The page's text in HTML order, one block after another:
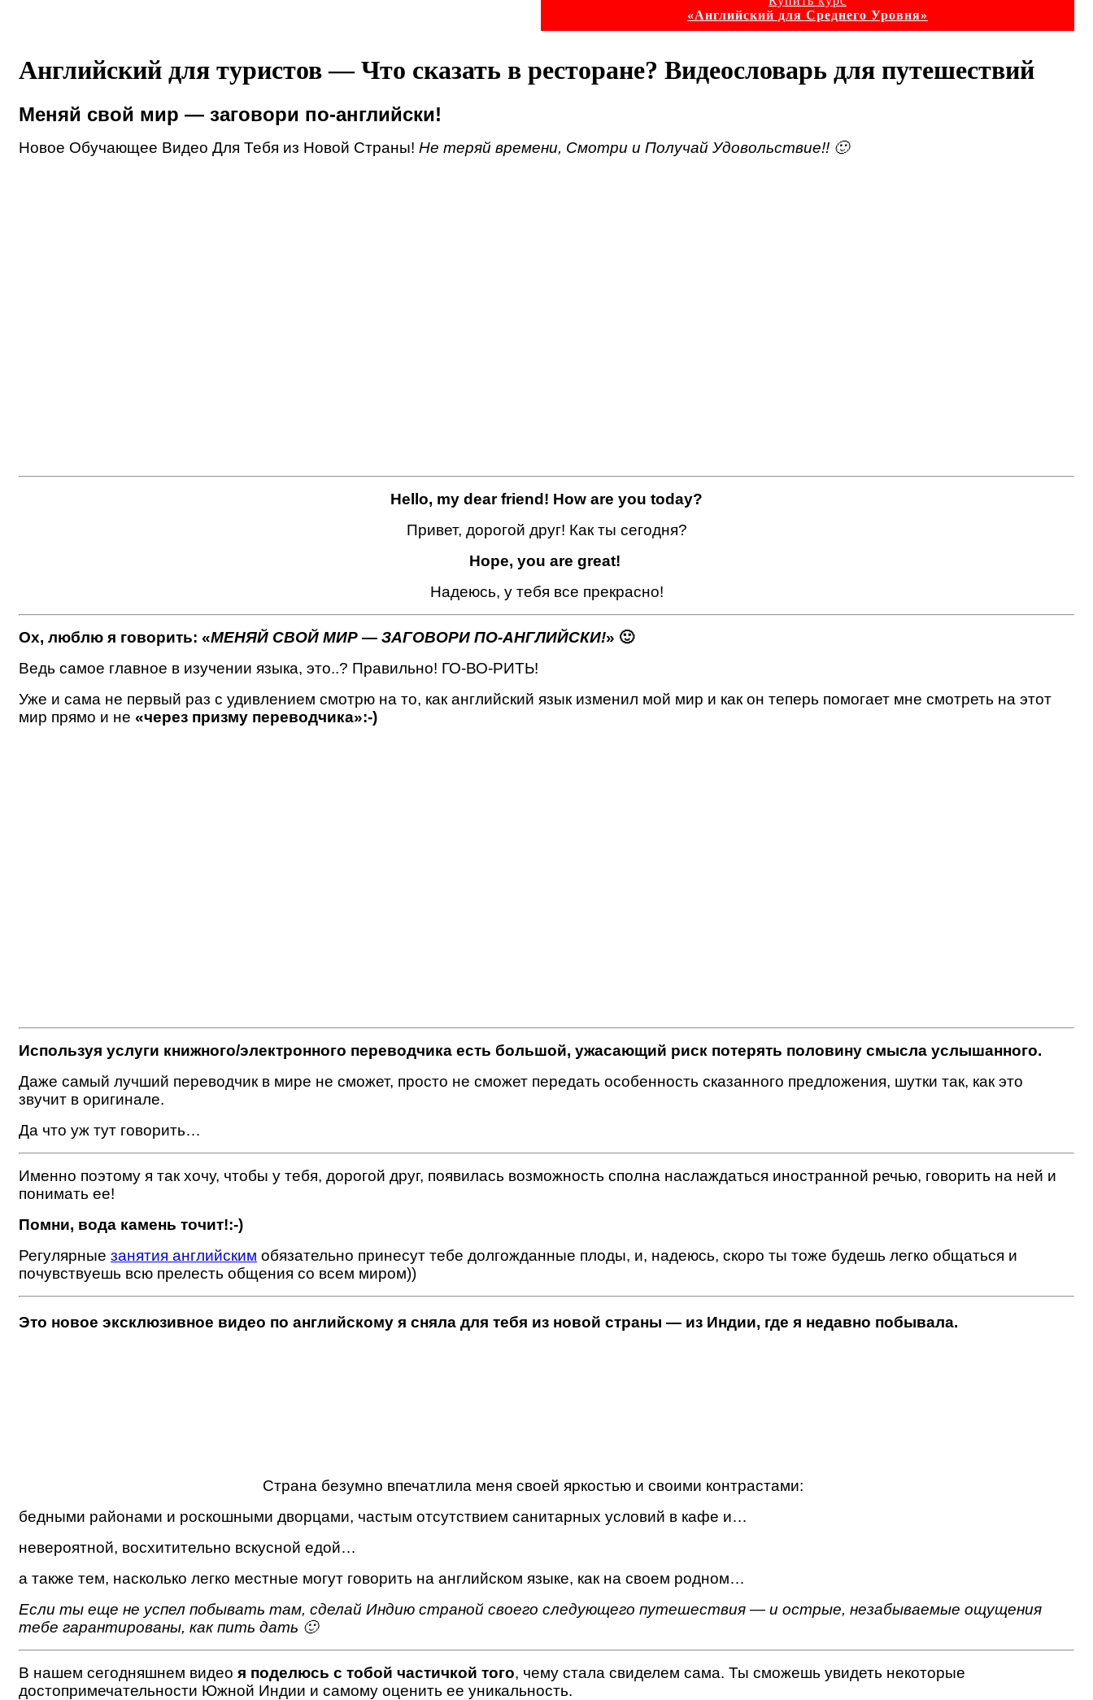
«Английский для Среднего Уровня»
Английский для туристов — Что сказать в ресторане? Видеословарь для путешествий
Меняй свой мир — заговори по-английски!
Новое Обучающее Видео Для Тебя из Новой Страны! Не теряй времени, Смотри и Получай Удовольствие!! 🙂
Hello, my dear friend! How are you today?
Привет, дорогой друг! Как ты сегодня?
Hope, you are great!
Надеюсь, у тебя все прекрасно!
Ох, люблю я говорить: «МЕНЯЙ СВОЙ МИР — ЗАГОВОРИ ПО-АНГЛИЙСКИ!» 🙂
Ведь самое главное в изучении языка, это..? Правильно! ГО-ВО-РИТЬ!
Уже и сама не первый раз с удивлением смотрю на то, как английский язык изменил мой мир и как он теперь помогает мне смотреть на этот
мир прямо и не «через призму переводчика»:-)
Используя услуги книжного/электронного переводчика есть большой, ужасающий риск потерять половину смысла услышанного.
Даже самый лучший переводчик в мире не сможет, просто не сможет передать особенность сказанного предложения, шутки так, как это
звучит в оригинале.
Да что уж тут говорить…
Именно поэтому я так хочу, чтобы у тебя, дорогой друг, появилась возможность сполна наслаждаться иностранной речью, говорить на ней и
понимать ее!
Помни, вода камень точит!:-)
Регулярные занятия английским обязательно принесут тебе долгожданные плоды, и, надеюсь, скоро ты тоже будешь легко общаться и
почувствуешь всю прелесть общения со всем миром))
Это новое эксклюзивное видео по английскому я сняла для тебя из новой страны — из Индии, где я недавно побывала.
Страна безумно впечатлила меня своей яркостью и своими контрастами:
бедными районами и роскошными дворцами, частым отсутствием санитарных условий в кафе и…
невероятной, восхитительно вскусной едой…
а также тем, насколько легко местные могут говорить на английском языке, как на своем родном…
Если ты еще не успел побывать там, сделай Индию страной своего следующего путешествия — и острые, незабываемые ощущения
тебе гарантированы, как пить дать 🙂
В нашем сегодняшнем видео я поделюсь с тобой частичкой того, чему стала свиделем сама. Ты сможешь увидеть некоторые
достопримечательности Южной Индии и самому оценить ее уникальность.